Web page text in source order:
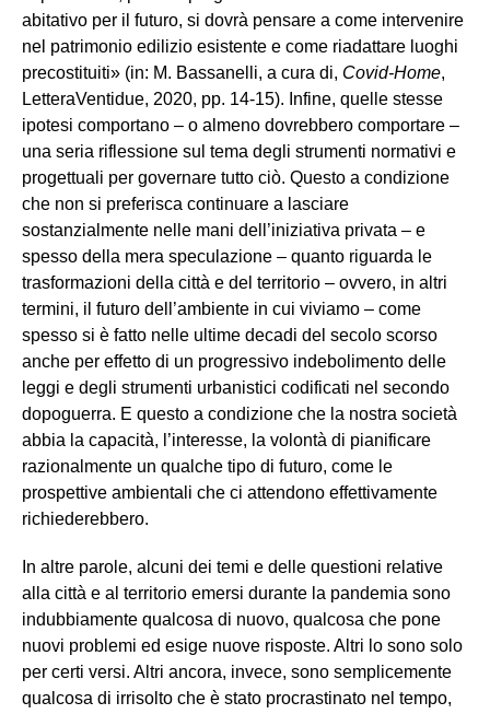
abitativo per il futuro, si dovrà pensare a come intervenire
nel patrimonio edilizio esistente e come riadattare luoghi
precostituiti» (in: M. Bassanelli, a cura di, Covid-Home,
LetteraVentidue, 2020, pp. 14-15). Infine, quelle stesse
ipotesi comportano – o almeno dovrebbero comportare –
una seria riflessione sul tema degli strumenti normativi e
progettuali per governare tutto ciò. Questo a condizione
che non si preferisca continuare a lasciare
sostanzialmente nelle mani dell’iniziativa privata – e
spesso della mera speculazione – quanto riguarda le
trasformazioni della città e del territorio – ovvero, in altri
termini, il futuro dell’ambiente in cui viviamo – come
spesso si è fatto nelle ultime decadi del secolo scorso
anche per effetto di un progressivo indebolimento delle
leggi e degli strumenti urbanistici codificati nel secondo
dopoguerra. E questo a condizione che la nostra società
abbia la capacità, l’interesse, la volontà di pianificare
razionalmente un qualche tipo di futuro, come le
prospettive ambientali che ci attendono effettivamente
richiederebbero.
In altre parole, alcuni dei temi e delle questioni relative
alla città e al territorio emersi durante la pandemia sono
indubbiamente qualcosa di nuovo, qualcosa che pone
nuovi problemi ed esige nuove risposte. Altri lo sono solo
per certi versi. Altri ancora, invece, sono semplicemente
qualcosa di irrisolto che è stato procrastinato nel tempo,